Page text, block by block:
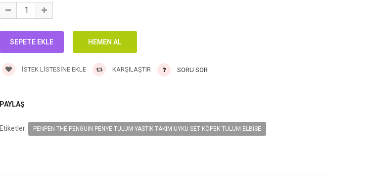
İSTEK LISTESINE EKLE KARŞILAŞTIR SORU SOR
PAYLAŞ
Etiketler: PENPEN THE PENGUIN PENYE TULUM YASTIK TAKIM UYKU SET KÖPEK TULUM ELBISE